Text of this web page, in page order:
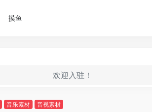
摸鱼
欢迎入驻！
音乐素材 音视素材